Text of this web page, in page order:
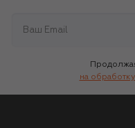
на обработку